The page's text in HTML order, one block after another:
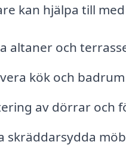
kan hjälpa till
altaner och
kök och badrum
av dörrar och
skräddarsydda